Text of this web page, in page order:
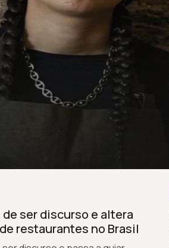
de ser discurso e altera
restaurantes no Brasil